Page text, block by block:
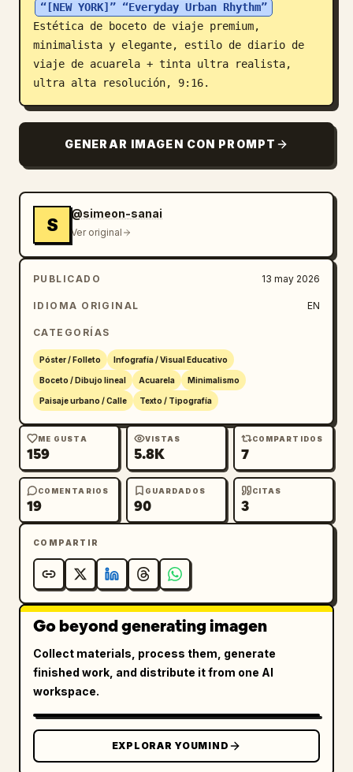
“[NEW YORK]” “Everyday Urban Rhythm”
Estética de boceto de viaje premium,
minimalista y elegante, estilo de diario de
viaje de acuarela + tinta ultra realista,
ultra alta resolución, 9:16.
GENERAR IMAGEN CON PROMPT
S
@simeon-sanai
Ver original
PUBLICADO 13 may 2026
IDIOMA ORIGINAL EN
CATEGORÍAS
Póster / Folleto Infografía / Visual Educativo
Boceto / Dibujo lineal Acuarela Minimalismo
Paisaje urbano / Calle Texto / Tipografía
ME GUSTA
159
VISTAS
5.8K
COMPARTIDOS
7
COMENTARIOS
19
GUARDADOS
90
CITAS
3
COMPARTIR
Go beyond generating imagen
Collect materials, process them, generate
finished work, and distribute it from one AI
workspace.
EXPLORAR YOUMIND